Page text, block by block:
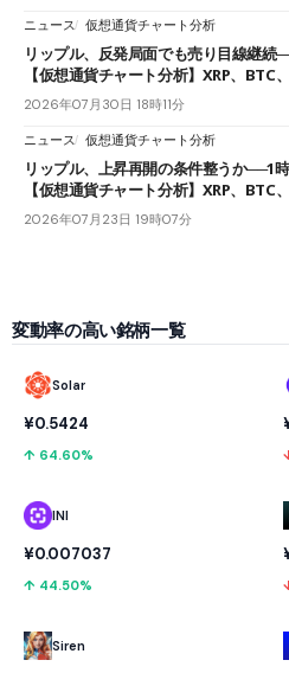
ニュース 仮想通貨チャート分析
リップル、反発局面でも売り目線継続
【仮想通貨チャート分析】XRP、BTC
2026年07月30日 18時11分
ニュース 仮想通貨チャート分析
リップル、上昇再開の条件整うか──1
【仮想通貨チャート分析】XRP、BTC
2026年07月23日 19時07分
変動率の高い銘柄一覧
Solar
¥0.5424
↑ 64.60%
INI
¥0.007037
↑ 44.50%
Siren